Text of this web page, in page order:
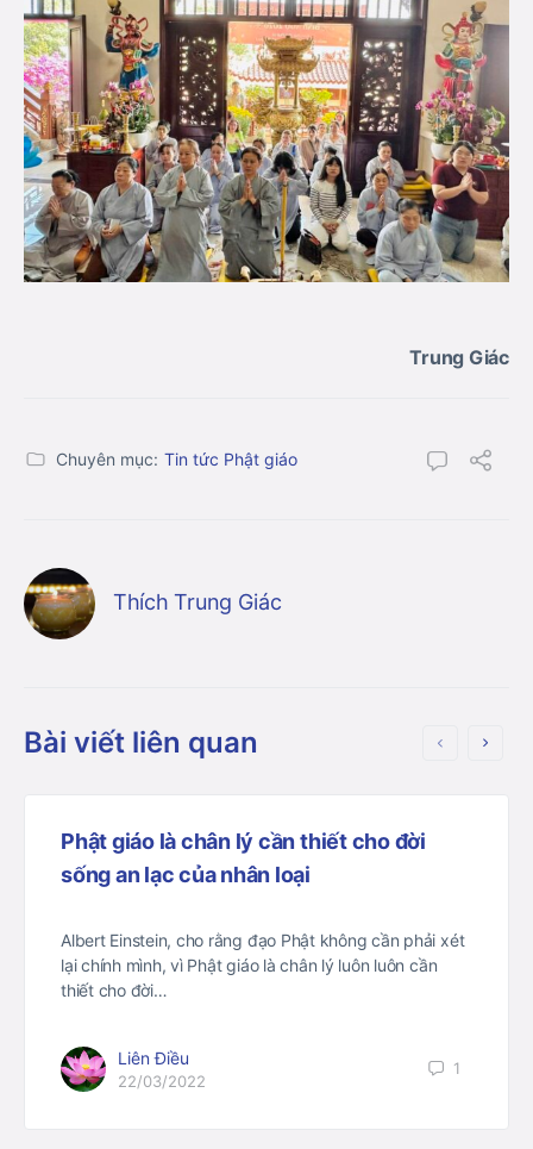
Trung Giác
Chuyên mục: Tin tức Phật giáo
Thích Trung Giác
Bài viết liên quan
Phật giáo là chân lý cần thiết cho đời
sống an lạc của nhân loại
Albert Einstein, cho rằng đạo Phật không cần phải xét
lại chính mình, vì Phật giáo là chân lý luôn luôn cần
thiết cho đời…
Liên Điều
22/03/2022
1